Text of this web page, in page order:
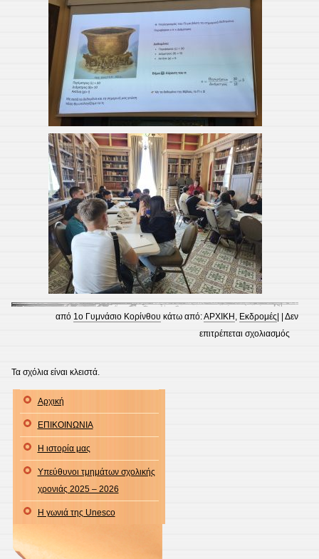
από 1ο Γυμνάσιο Κορίνθου κάτω από:ΑΡΧΙΚΗ , Εκδρομές | |Δεν
επιτρέπεται σχολιασμός
Τα σχόλια είναι κλειστά.
Αρχική
ΕΠΙΚΟΙΝΩΝΙΑ
Η ιστορία μας
Υπεύθυνοι τμημάτων σχολικής
χρονιάς 2025 – 2026
Η γωνιά της Unesco